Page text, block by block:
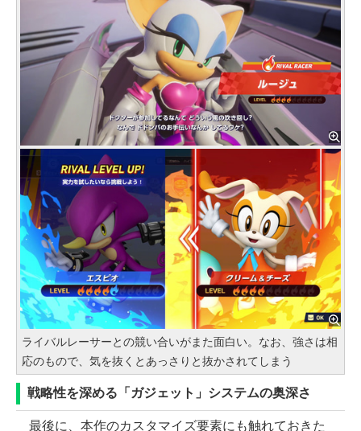
ライバルレーサーとの競い合いがまた面白い。なお、強さは相
応のもので、気を抜くとあっさりと抜かされてしまう
戦略性を深める「ガジェット」システムの奥深さ
最後に、本作のカスタマイズ要素にも触れておきた